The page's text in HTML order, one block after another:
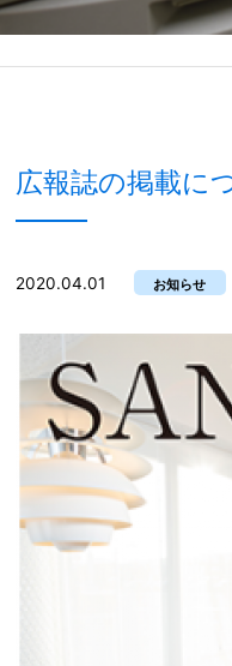
広報誌の掲載に
2020.04.01 お知らせ